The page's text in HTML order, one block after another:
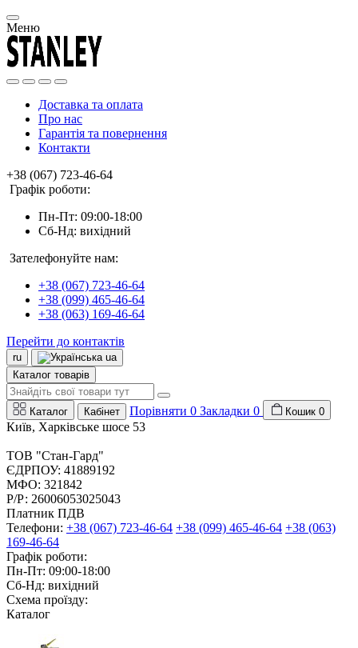
Меню
Доставка та оплата
Про нас
Гарантія та повернення
Контакти
+38 (067) 723-46-64
Графік роботи:
Пн-Пт: 09:00-18:00
Сб-Нд: вихідний
Зателефонуйте нам:
+38 (067) 723-46-64
+38 (099) 465-46-64
+38 (063) 169-46-64
Перейти до контактів
ru
ua
Каталог товарів
Каталог Кабінет Порівняти 0 Закладки 0 Кошик 0
Київ, Харківське шосе 53
ТОВ "Стан-Гард"
ЄДРПОУ: 41889192
МФО: 321842
Р/Р: 26006053025043
Платник ПДВ
Телефони: +38 (067) 723-46-64 +38 (099) 465-46-64 +38 (063)
169-46-64
Графік роботи:
Пн-Пт: 09:00-18:00
Сб-Нд: вихідний
Схема проїзду:
Каталог